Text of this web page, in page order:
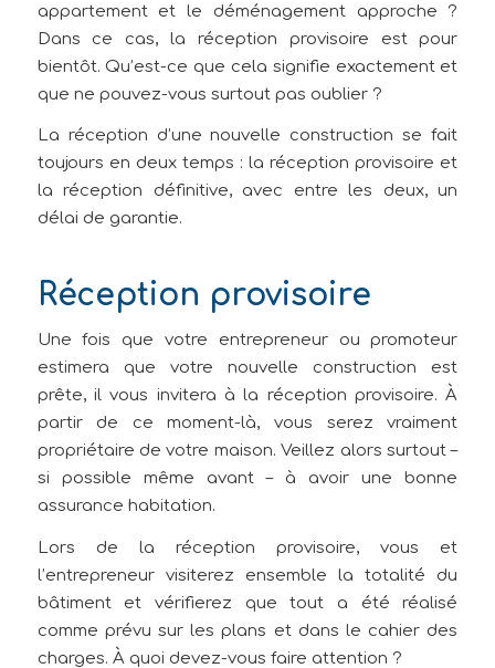
appartement et le déménagement approche ?
Dans ce cas, la réception provisoire est pour
bientôt. Qu’est-ce que cela signifie exactement et
que ne pouvez-vous surtout pas oublier ?
La réception d’une nouvelle construction se fait
toujours en deux temps : la réception provisoire et
la réception définitive, avec entre les deux, un
délai de garantie.
Réception provisoire
Une fois que votre entrepreneur ou promoteur
estimera que votre nouvelle construction est
prête, il vous invitera à la réception provisoire. À
partir de ce moment-là, vous serez vraiment
propriétaire de votre maison. Veillez alors surtout –
si possible même avant – à avoir une bonne
assurance habitation.
Lors de la réception provisoire, vous et
l’entrepreneur visiterez ensemble la totalité du
bâtiment et vérifierez que tout a été réalisé
comme prévu sur les plans et dans le cahier des
charges. À quoi devez-vous faire attention ?